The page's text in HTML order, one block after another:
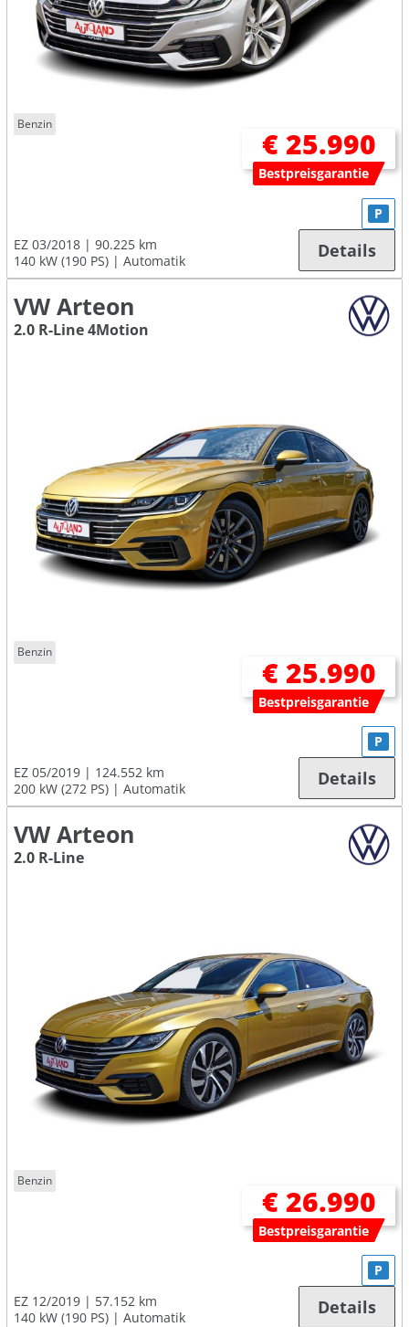
Benzin
€ 25.990
Bestpreisgarantie
EZ 03/2018
90.225 km
140 kW (190 PS)
Automatik
P
Details
VW Arteon
2.0 R-Line 4Motion
Benzin
€ 25.990
Bestpreisgarantie
EZ 05/2019
124.552 km
200 kW (272 PS)
Automatik
P
Details
VW Arteon
2.0 R-Line
Benzin
€ 26.990
Bestpreisgarantie
EZ 12/2019
57.152 km
140 kW (190 PS)
Automatik
P
Details